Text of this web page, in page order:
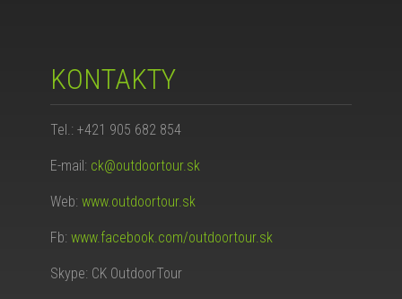
KONTAKTY
Tel.: +421 905 682 854
E-mail: ck@outdoortour.sk
Web:www.outdoortour.sk
Fb:www.facebook.com/outdoortour.sk
Skype: CK OutdoorTour